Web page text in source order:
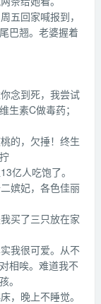
五回家喊报到，
巴翘。老婆握着
念到死，我尝试
生素C做毒药；
的，欠捶！终生
亿人吃饱了。
嫔妃，各色佳丽
买了三只放在家
我很可爱。从不
相唉。难道我不
。
，晚上不睡觉。